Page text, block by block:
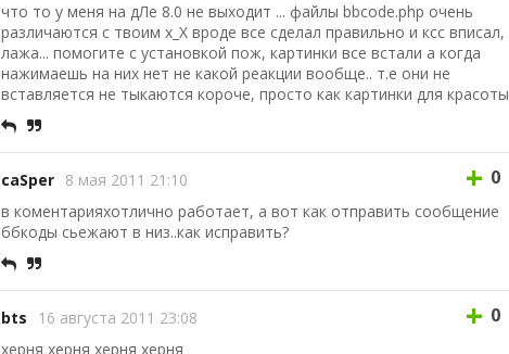
что то у меня на дЛе 8.0 не выходит ... файлы bbcode.php очень
различаются с твоим х_Х вроде все сделал правильно и ксс вписал,
лажа... помогите с установкой пож, картинки все встали а когда
нажимаешь на них нет не какой реакции вообще.. т.е они не
вставляется не тыкаются короче, просто как картинки для красоты
caSper 8 мая 2011 21:10 + 0
в коментарияхотлично работает, а вот как отправить сообщение
ббкоды сьежают в низ..как исправить?
bts 16 августа 2011 23:08 + 0
херня херня херня херня